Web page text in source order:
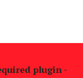
plugin -